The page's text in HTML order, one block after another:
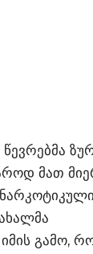
მათ
გამო,